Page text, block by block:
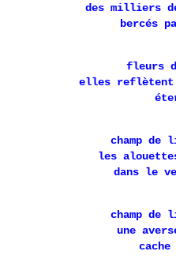
des milliers
bercés
fleurs
elles
champ
les
dans le
champ
une